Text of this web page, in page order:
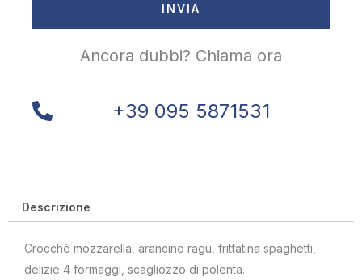
INVIA
Ancora dubbi? Chiama ora
+39 095 5871531
Descrizione
Crocchè mozzarella, arancino ragù, frittatina spaghetti,
delizie 4 formaggi, scagliozzo di polenta.